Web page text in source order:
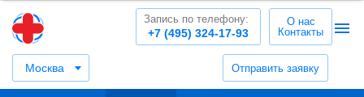
Москва Отправить заявку
+7 (495) 324-17-93
Запись по телефону:
О нас
Контакты